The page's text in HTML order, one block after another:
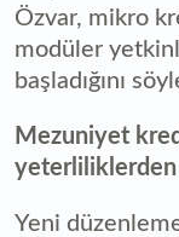
Özvar, mikro
modüler
başladığını
Mezuniyet
Yeni